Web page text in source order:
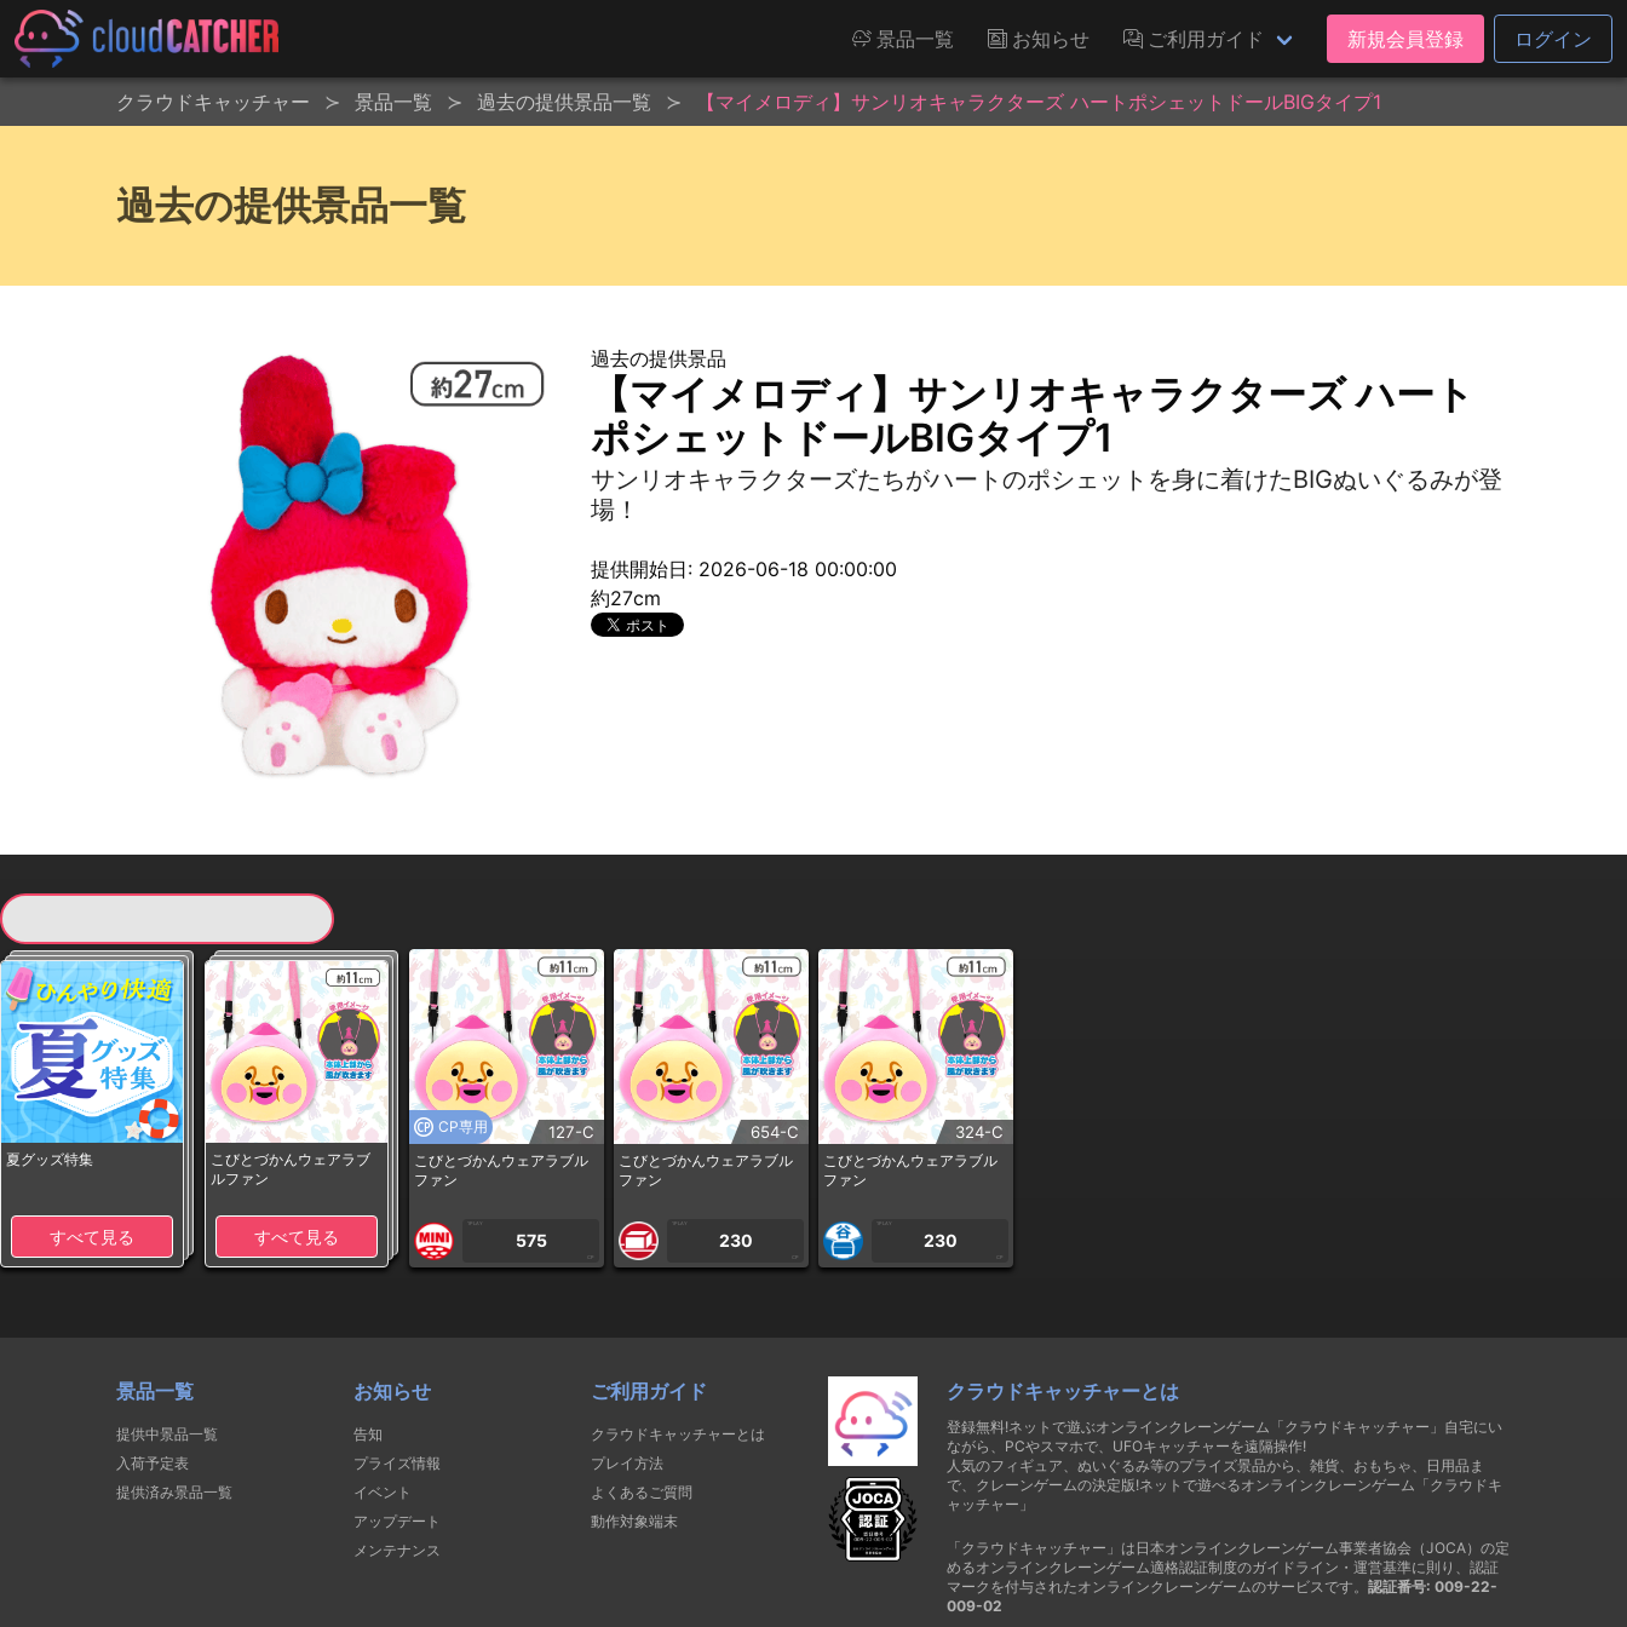
景品一覧 お知らせ ご利用ガイド 新規会員登録 ログイン
クラウドキャッチャー 景品一覧 過去の提供景品一覧 【マイメロディ】サンリオキャラクターズ ハートポシェットドールBIGタイプ1
過去の提供景品一覧
過去の提供景品
【マイメロディ】サンリオキャラクターズ ハート
ポシェットドールBIGタイプ1
サンリオキャラクターズたちがハートのポシェットを身に着けたBIGぬいぐるみが登
場！
提供開始日: 2026-06-18 00:00:00
約27cm
夏グッズ特集
すべて見る
こびとづかんウェアラブ
ルファン
すべて見る
CP専用 127-C
こびとづかんウェアラブル
ファン
1PLAY
575
CP
654-C
こびとづかんウェアラブル
ファン
1PLAY
230
CP
324-C
こびとづかんウェアラブル
ファン
1PLAY
230
CP
景品一覧
提供中景品一覧
入荷予定表
提供済み景品一覧
お知らせ
告知
プライズ情報
イベント
アップデート
メンテナンス
ご利用ガイド
クラウドキャッチャーとは
プレイ方法
よくあるご質問
動作対象端末
クラウドキャッチャーとは
登録無料!ネットで遊ぶオンラインクレーンゲーム「クラウドキャッチャー」自宅にい
ながら、PCやスマホで、UFOキャッチャーを遠隔操作!
人気のフィギュア、ぬいぐるみ等のプライズ景品から、雑貨、おもちゃ、日用品ま
で、クレーンゲームの決定版!ネットで遊べるオンラインクレーンゲーム「クラウドキ
ャッチャー」
「クラウドキャッチャー」は日本オンラインクレーンゲーム事業者協会（JOCA）の定
めるオンラインクレーンゲーム適格認証制度のガイドライン・運営基準に則り、認証
マークを付与されたオンラインクレーンゲームのサービスです。 認証番号: 009-22-
009-02